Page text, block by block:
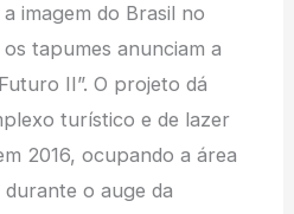
imagem do Brasil no
tapumes anunciam a
II”. O projeto dá
turístico e de lazer
2016, ocupando a área
o auge da